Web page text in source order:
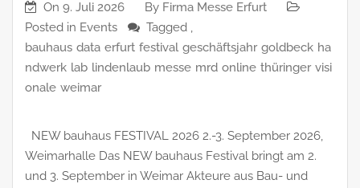
On 9. Juli 2026 By Firma Messe Erfurt
Posted in Events
Tagged ,
bauhaus data erfurt festival geschäftsjahr goldbeck ha
ndwerk lab lindenlaub messe mrd online thüringer visi
onale weimar
NEW bauhaus FESTIVAL 2026 2.-3. September 2026,
Weimarhalle Das NEW bauhaus Festival bringt am 2.
und 3. September in Weimar Akteure aus Bau- und